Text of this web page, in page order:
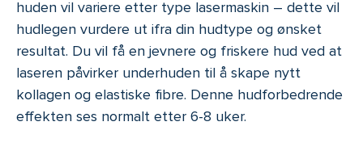
huden vil variere etter type lasermaskin – dette vil
hudlegen vurdere ut ifra din hudtype og ønsket
resultat. Du vil få en jevnere og friskere hud ved at
laseren påvirker underhuden til å skape nytt
kollagen og elastiske fibre. Denne hudforbedrende
effekten ses normalt etter 6-8 uker.